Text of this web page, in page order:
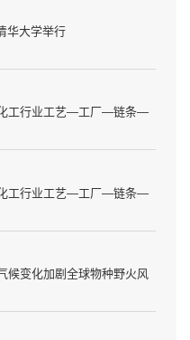
华大学举行
工行业工艺—工厂—链条—
工行业工艺—工厂—链条—
候变化加剧全球物种野火风